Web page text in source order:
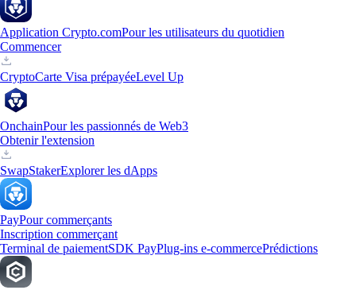
Application Crypto.comPour les utilisateurs du quotidien
Commencer
CryptoCarte Visa prépayéeLevel Up
OnchainPour les passionnés de Web3
Obtenir l'extension
SwapStakerExplorer les dApps
PayPour commerçants
Inscription commerçant
Terminal de paiementSDK PayPlug-ins e-commercePrédictions